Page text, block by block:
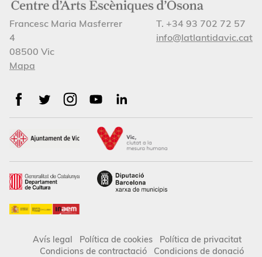
Francesc Maria Masferrer
4
08500 Vic
Mapa
T. +34 93 702 72 57
info@latlantidavic.cat
Avís legal Política de cookies
Política de privacitat
Condicions de contractació
Condicions de donació